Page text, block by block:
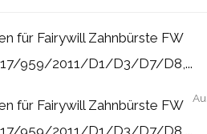
für Fairywill Zahnbürste FW
959/2011/D1/D3/D7/D8,...
für Fairywill Zahnbürste FW
959/2011/D1/D3/D7/D8,...